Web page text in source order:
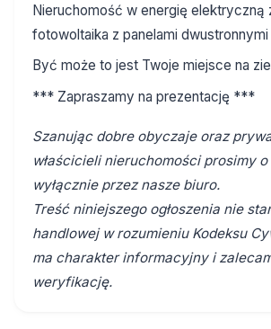
Nieruchomość w energię elektryczną
fotowoltaika z panelami
Być może to jest Twoje miejsce na
*** Zapraszamy na prezentację ***
Szanując dobre obyczaje oraz
właścicieli nieruchomości prosimy
wyłącznie przez nasze biuro.
Treść niniejszego ogłoszenia nie
handlowej w rozumieniu Kodeksu
ma charakter informacyjny i
weryfikację.